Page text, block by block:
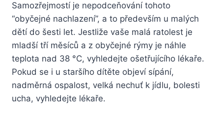
Samozřejmostí je nepodceňování tohoto
“obyčejné nachlazení”, a to především u malých
dětí do šesti let. Jestliže vaše malá ratolest je
mladší tří měsíců a z obyčejné rýmy je náhle
teplota nad 38 °C, vyhledejte ošetřujícího lékaře.
Pokud se i u staršího dítěte objeví sípání,
nadměrná ospalost, velká nechuť k jídlu, bolesti
ucha, vyhledejte lékaře.